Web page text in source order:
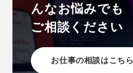
んなお悩みでも
ご相談ください
お仕事の相談はこちら